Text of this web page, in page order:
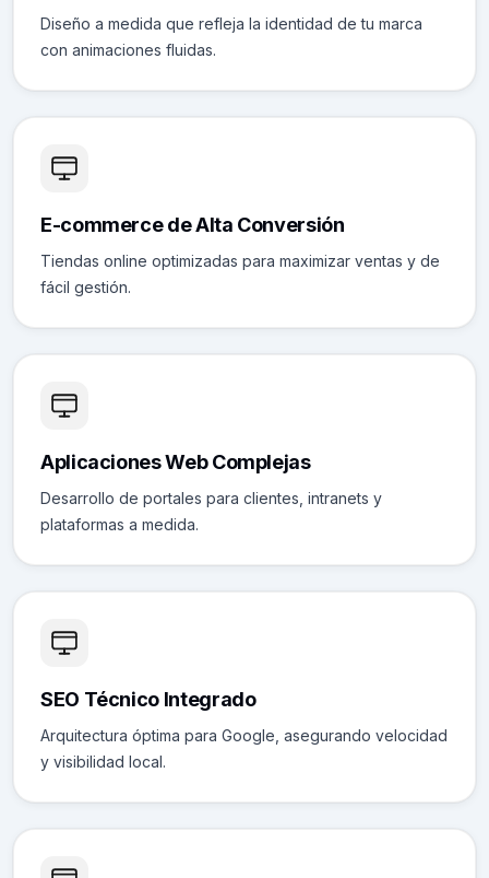
Diseño a medida que refleja la identidad de tu marca
con animaciones fluidas.
E-commerce de Alta Conversión
Tiendas online optimizadas para maximizar ventas y de
fácil gestión.
Aplicaciones Web Complejas
Desarrollo de portales para clientes, intranets y
plataformas a medida.
SEO Técnico Integrado
Arquitectura óptima para Google, asegurando velocidad
y visibilidad local.